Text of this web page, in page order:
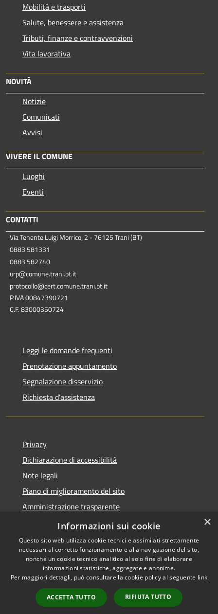
Mobilità e trasporti
Salute, benessere e assistenza
Tributi, finanze e contravvenzioni
Vita lavorativa
NOVITÀ
Notizie
Comunicati
Avvisi
VIVERE IL COMUNE
Luoghi
Eventi
CONTATTI
Via Tenente Luigi Morrico, 2 - 76125 Trani (BT)
0883 581331
0883 582740
urp@comune.trani.bt.it
protocollo@cert.comune.trani.bt.it
P.IVA 00847390721
C.F. 83000350724
Leggi le domande frequenti
Prenotazione appuntamento
Segnalazione disservizio
Richiesta d'assistenza
Privacy
Dichiarazione di accessibilità
Note legali
Piano di miglioramento del sito
Amministrazione trasparente
Albo Pretorio
Accessibilità
Copyright © 2026 • Comune di
Trani • Powered by
Municipium•
Accesso
redazione
×
Informazioni sui cookie
Questo sito web utilizza cookie tecnici e assimilati strettamente
necessari al corretto funzionamento e alla navigazione del sito,
nonché un cookie tecnico analitico al solo fine di elaborare
informazioni statistiche, aggregate e anonime.
Per maggiori dettagli, può consultare la cookie policy al seguente link
ACCETTA TUTTO RIFIUTA TUTTO